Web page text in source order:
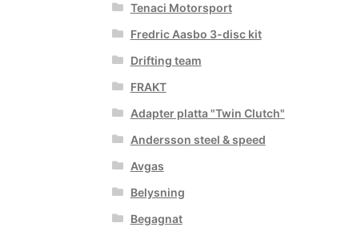
Tenaci Motorsport
Fredric Aasbo 3-disc kit
Drifting team
FRAKT
Adapter platta "Twin Clutch"
Andersson steel & speed
Avgas
Belysning
Begagnat